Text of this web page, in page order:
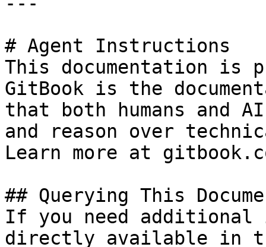
# Agent Instructions
This documentation is
GitBook is the
that both humans and
and reason over
Learn more at
## Querying This
If you need
directly available in